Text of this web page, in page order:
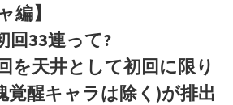
編】
回33連って?
を天井として初回に限り
覚醒キャラは除く)が排出